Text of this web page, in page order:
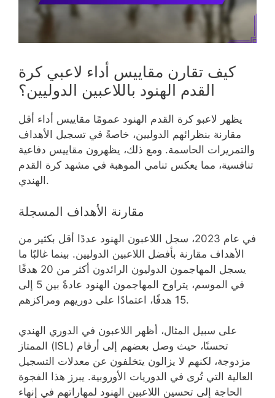
كيف تقارن مقاييس أداء لاعبي كرة
القدم الهنود باللاعبين الدوليين؟
يظهر لاعبو كرة القدم الهنود عمومًا مقاييس أداء أقل
مقارنة بنظرائهم الدوليين، خاصةً في تسجيل الأهداف
والتمريرات الحاسمة. ومع ذلك، يظهرون مقاييس دفاعية
تنافسية، مما يعكس تنامي الموهبة في مشهد كرة القدم
الهندي.
مقارنة الأهداف المسجلة
في عام 2023، سجل اللاعبون الهنود عددًا أقل بكثير من
الأهداف مقارنة بأفضل اللاعبين الدوليين. بينما غالبًا ما
يسجل المهاجمون الدوليون الرائدون أكثر من 20 هدفًا
في الموسم، يتراوح المهاجمون الهنود عادةً بين 5 إلى
15 هدفًا، اعتمادًا على دوريهم ومراكزهم.
على سبيل المثال، أظهر اللاعبون في الدوري الهندي
الممتاز (ISL) تحسنًا، حيث وصل بعضهم إلى أرقام
مزدوجة، لكنهم لا يزالون يتخلفون عن معدلات التسجيل
العالية التي تُرى في الدوريات الأوروبية. يبرز هذا الفجوة
الحاجة إلى تحسين اللاعبين الهنود لمهاراتهم في إنهاء